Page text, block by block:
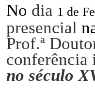
No dia 1 de
presencial
Prof.ª
no século